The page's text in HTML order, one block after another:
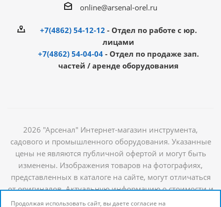
online@arsenal-orel.ru
+7(4862) 54-12-12 - Отдел по работе с юр.
лицами
+7(4862) 54-04-04 - Отдел по продаже зап.
частей / аренде оборудования
2026 "Арсенал" Интернет-магазин инструмента,
садового и промышленного оборудования. Указанные
цены не являются публичной офертой и могут быть
изменены. Изображения товаров на фотографиях,
представленных в каталоге на сайте, могут отличаться
от оригиналов. Актуальную информацию о стоимости и
наличии товаров можно получить у наших
Продолжая использовать сайт, вы даете согласие на